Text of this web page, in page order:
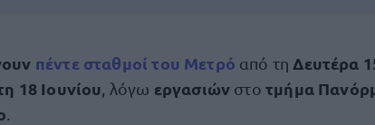
πέντε σταθμοί του Μετρό από τη Δευτέρα
18 Ιουνίου , λόγω εργασιών στοτμήμα